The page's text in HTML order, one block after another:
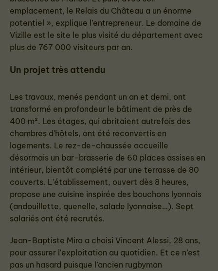
emplacement, le Relais du Château a un énorme
potentiel », explique l’entrepreneur. Le domaine de
Vizille est le site le plus visité du département avec
plus de 767 000 visiteurs par an.
Un projet très attendu
Les travaux, menés pendant un an et demi, ont
transformé en profondeur le bâtiment de près de
400 m². Les étages, qui abritaient autrefois des
chambres d’hôtels, ont été reconvertis en
logements. Le rez-de-chaussée accueille
désormais un bar-brasserie de 60 places assises en
intérieur, bientôt complété par une terrasse de 80
couverts. L'établissement, ouvert dès 8 heures,
propose une cuisine inspirée des bouchons lyonnais
(andouillette, quenelle, salade lyonnaise…). Sept
salariés ont été recrutés.
Jean-Baptiste Mira a choisi Vincent Alessi, 28 ans,
pour assurer l'exploitation au quotidien. Et ce n’est
pas un hasard puisque l’ancien rugbyman